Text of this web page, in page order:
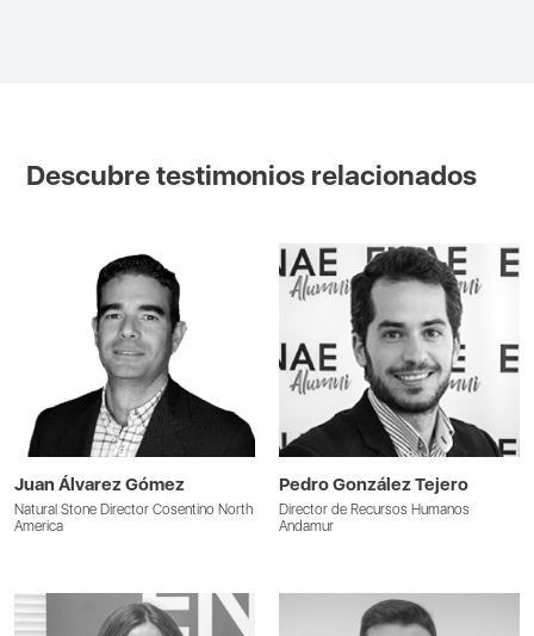
Descubre testimonios relacionados
Juan Álvarez Gómez
Natural Stone Director Cosentino North
America
Pedro González Tejero
Director de Recursos Humanos
Andamur